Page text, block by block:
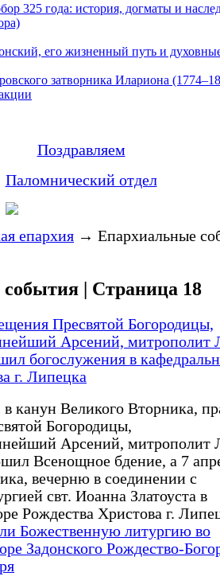
325 года: история, догматы и
его жизненный путь и
затворника Илариона
Поздравляем
Паломнический отдел
епархия → Епархиальные
| Страница 18
Пресвятой Богородицы,
Арсений, митрополит
богослужения в
г. Липецка
в канун Великого Вторника,
Богородицы,
Арсений, митрополит
Всенощное бдение, а 7
вечерню в соединении с
свт. Иоанна Златоуста в
Рождества Христова г.
Божественную литургию во
Задонского Рождество-